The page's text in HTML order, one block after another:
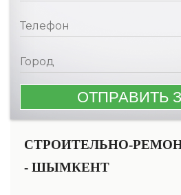
СТРОИТЕЛЬНО-
- ШЫМКЕНТ